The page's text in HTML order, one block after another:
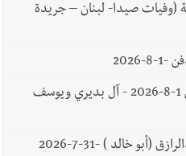
(وفيات صيدا- لبنان – جريدة
2026
وفاة بدرية يوسف بديري -الدفن 1-8-2026 - آل بديري ويوسف
(أبو خالد ) -31-7-2026